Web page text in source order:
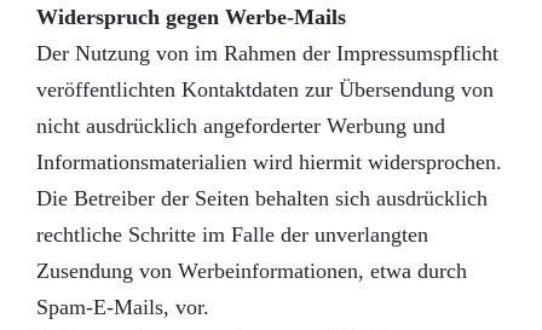
Widerspruch gegen Werbe-Mails
Der Nutzung von im Rahmen der Impressumspflicht
veröffentlichten Kontaktdaten zur Übersendung von
nicht ausdrücklich angeforderter Werbung und
Informationsmaterialien wird hiermit widersprochen.
Die Betreiber der Seiten behalten sich ausdrücklich
rechtliche Schritte im Falle der unverlangten
Zusendung von Werbeinformationen, etwa durch
Spam-E-Mails, vor.